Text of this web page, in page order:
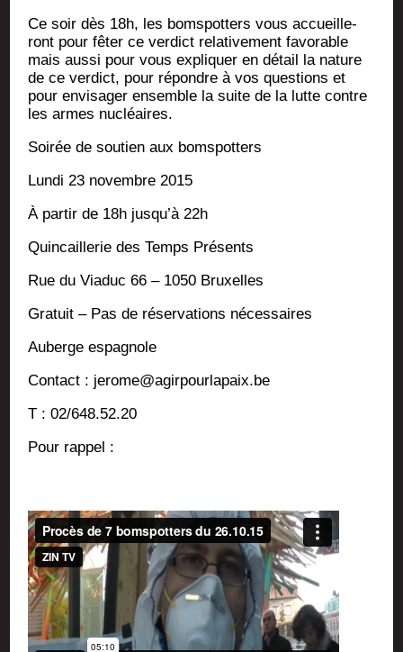
Ce soir dès 18h, les bom­spot­ters vous accueille­
ront pour fêter ce ver­dict rela­ti­ve­ment favo­rable
mais aus­si pour vous expli­quer en détail la nature
de ce ver­dict, pour répondre à vos ques­tions et
pour envi­sa­ger ensemble la suite de la lutte contre
les armes nucléaires.
Soi­rée de sou­tien aux bomspotters
Lun­di 23 novembre 2015
À par­tir de 18h jusqu’à 22h
Quin­caille­rie des Temps Présents
Rue du Via­duc 66 – 1050 Bruxelles
Gra­tuit – Pas de réser­va­tions nécessaires
Auberge espa­gnole
Contact : jerome@agirpourlapaix.be
T : 02/648.52.20
Pour rap­pel :